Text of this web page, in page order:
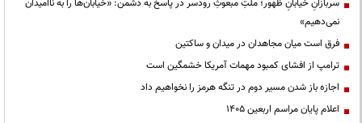
سربازانِ خیابانِ ظهور؛ ملتِ مبعوثِ رودسر در پاسخ به دشمن: «خیابان‌ها را به ناامیدان
نمی‌دهیم»
فرق است میان مجاهدان در میدان و ساکتین
ترامپ از افشای کمبود مهمات آمریکا خشمگین است
اجازه باز شدن مسیر دوم در تنگه هرمز را نخواهیم داد
اعلام پایان مراسم اربعین ۱۴۰۵